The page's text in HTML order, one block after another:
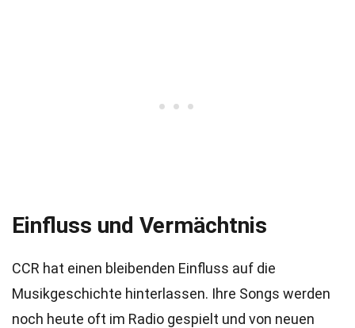
Einfluss und Vermächtnis
CCR hat einen bleibenden Einfluss auf die
Musikgeschichte hinterlassen. Ihre Songs werden
noch heute oft im Radio gespielt und von neuen